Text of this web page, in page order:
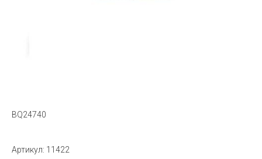
BQ24740
Артикул: 11422